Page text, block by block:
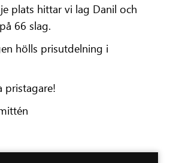
plats hittar vi lag Danil och
66 slag.
hölls prisutdelning i
pristagare!